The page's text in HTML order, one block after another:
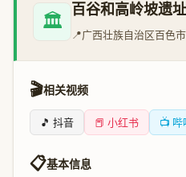
🏛️ 百谷和高岭坡遗址
📍广西壮族自治区百色
🎬相关视频
🎵 抖音 📕 小红书 📺 哔
📋基本信息